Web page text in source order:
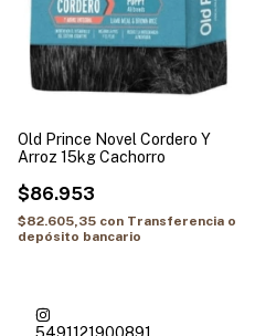
Old Prince Novel Cordero Y
Arroz 15kg Cachorro
$86.953
$82.605,35 con Transferencia o
depósito bancario